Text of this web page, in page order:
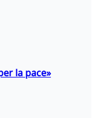
la pace»